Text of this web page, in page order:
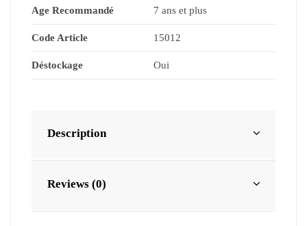
Age Recommandé 7 ans et plus
Code Article 15012
Déstockage Oui
Description
Reviews (0)